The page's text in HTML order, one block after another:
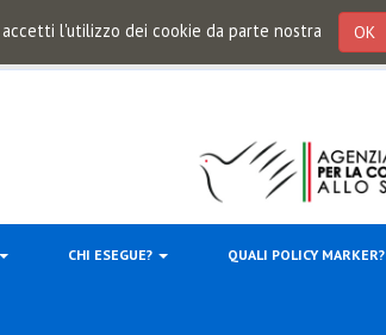
l'utilizzo dei cookie da parte nostra OK
CHI ESEGUE? QUALI POLICY MARKER?